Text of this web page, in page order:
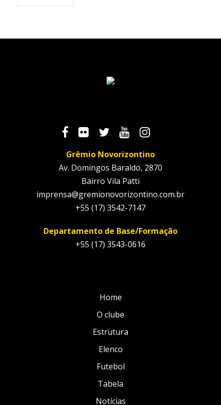
Grêmio Novorizontino
Av. Domingos Baraldo, 2870
Bairro Vila Patti
imprensa@gremionovorizontino.com.br
+55 (17) 3542-7147
Departamento de Base/Formação
+55 (17) 3543-0616
Home
O clube
Estrutura
Elenco
Futebol
Tabela
Notícias